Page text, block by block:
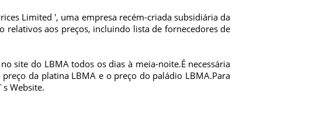
Limited ', uma empresa recém-criada subsidiária da
relativos aos preços, incluindo lista de fornecedores de
site do LBMA todos os dias à meia-noite.É necessária
da platina LBMA e o preço do paládio LBMA.Para
Website.